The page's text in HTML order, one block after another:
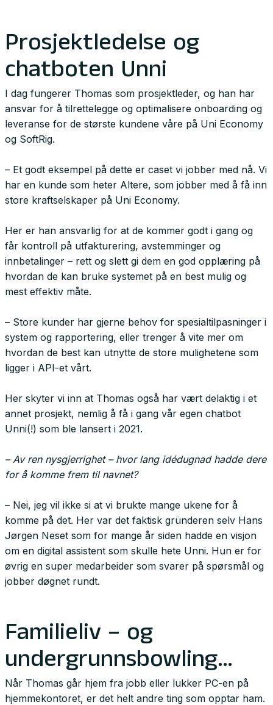
Prosjektledelse og
chatboten Unni
I dag fungerer Thomas som prosjektleder, og han har
ansvar for å tilrettelegge og optimalisere onboarding og
leveranse for de største kundene våre på Uni Economy
og SoftRig.
– Et godt eksempel på dette er caset vi jobber med nå. Vi
har en kunde som heter Altere, som jobber med å få inn
store kraftselskaper på Uni Economy.
Her er han ansvarlig for at de kommer godt i gang og
får kontroll på utfakturering, avstemminger og
innbetalinger – rett og slett gi dem en god opplæring på
hvordan de kan bruke systemet på en best mulig og
mest effektiv måte.
– Store kunder har gjerne behov for spesialtilpasninger i
system og rapportering, eller trenger å vite mer om
hvordan de best kan utnytte de store mulighetene som
ligger i API-et vårt.
Her skyter vi inn at Thomas også har vært delaktig i et
annet prosjekt, nemlig å få i gang vår egen chatbot
Unni(!) som ble lansert i 2021.
– Av ren nysgjerrighet – hvor lang idédugnad hadde dere
for å komme frem til navnet?
– Nei, jeg vil ikke si at vi brukte mange ukene for å
komme på det. Her var det faktisk gründeren selv Hans
Jørgen Neset som for mange år siden hadde en visjon
om en digital assistent som skulle hete Unni. Hun er for
øvrig en super medarbeider som svarer på spørsmål og
jobber døgnet rundt.
Familieliv – og
undergrunnsbowling…
Når Thomas går hjem fra jobb eller lukker PC-en på
hjemmekontoret, er det helt andre ting som opptar ham.